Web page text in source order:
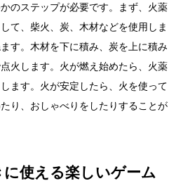
のステップが必要です。まず、火薬
て、柴火、炭、木材などを使用しま
す。木材を下に積み、炭を上に積み
火します。火が燃え始めたら、火薬
ます。火が安定したら、火を使って
り、おしゃべりをしたりすることが
使える楽しいゲーム